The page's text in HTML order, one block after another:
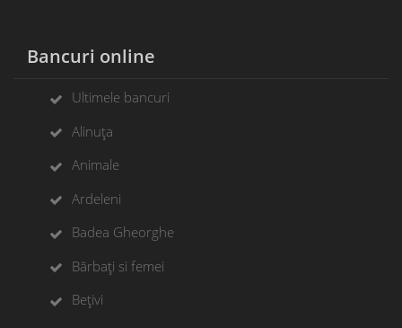
Bancuri online
Ultimele bancuri
Alinuța
Animale
Ardeleni
Badea Gheorghe
Bărbați si femei
Bețivi